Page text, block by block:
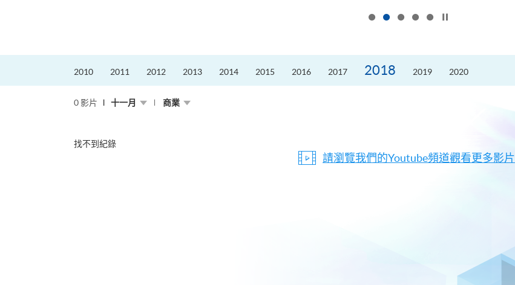
2010 2011 2012 2013 2014 2015 2016 2017 2018 2019 2020
0 影片 十一月 商業
找不到紀錄
請瀏覽我們的Youtube頻道觀看更多影片